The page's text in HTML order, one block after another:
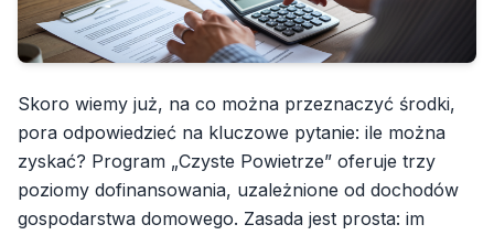
Skoro wiemy już, na co można przeznaczyć środki,
pora odpowiedzieć na kluczowe pytanie: ile można
zyskać? Program „Czyste Powietrze” oferuje trzy
poziomy dofinansowania, uzależnione od dochodów
gospodarstwa domowego. Zasada jest prosta: im